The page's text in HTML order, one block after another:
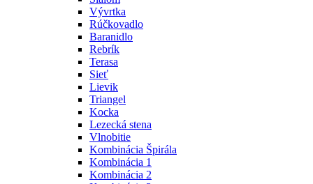
Vývrtka
Rúčkovadlo
Baranidlo
Rebrík
Terasa
Sieť
Lievik
Triangel
Kocka
Lezecká stena
Vlnobitie
Kombinácia Špirála
Kombinácia 1
Kombinácia 2